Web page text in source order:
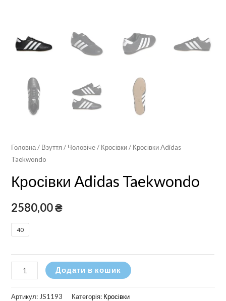
Головна/ Взуття / Чоловіче/ Кросівки/ Кросівки Adidas
Taekwondo
Кросівки Adidas Taekwondo
2580,00₴
40
Кросівки
Adidas
Taekwondo
Додати в кошик
Артикул:JS1193 Категорія: Кросівки